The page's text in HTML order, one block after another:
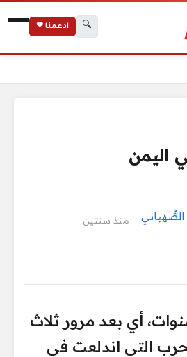
🔍 ادعمنا ❤
اليمن
منذ سنتين
أي بعد مرور ثلاث
التي اندلعت في